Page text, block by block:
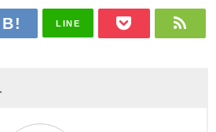
LINE